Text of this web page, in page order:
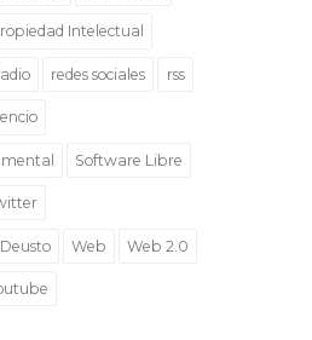
Intelectual
redes sociales rss
Software Libre
Web Web 2.0